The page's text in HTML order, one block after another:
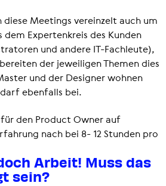
Meetings vereinzelt auch um
dem Expertenkreis des Kunden
und andere IT-Fachleute),
der jeweiligen Themen dies
und der Designer wohnen
ebenfalls bei.
den Product Owner auf
nach bei 8- 12 Stunden pro
Arbeit! Muss das
sein?